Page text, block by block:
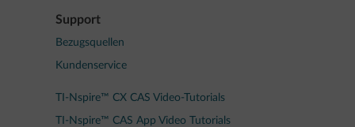
Support
Bezugsquellen
Kundenservice
TI-Nspire™ CX CAS Video-Tutorials
TI-Nspire™ CAS App Video Tutorials